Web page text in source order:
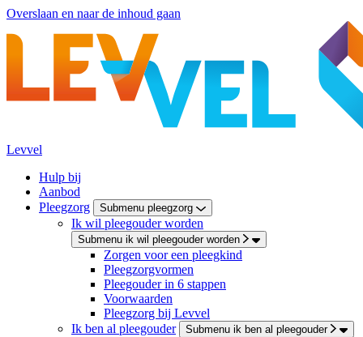
Overslaan en naar de inhoud gaan
Levvel
Hulp bij
Aanbod
Pleegzorg
Submenu pleegzorg
Ik wil pleegouder worden
Submenu ik wil pleegouder worden
Zorgen voor een pleegkind
Pleegzorgvormen
Pleegouder in 6 stappen
Voorwaarden
Pleegzorg bij Levvel
Ik ben al pleegouder
Submenu ik ben al pleegouder